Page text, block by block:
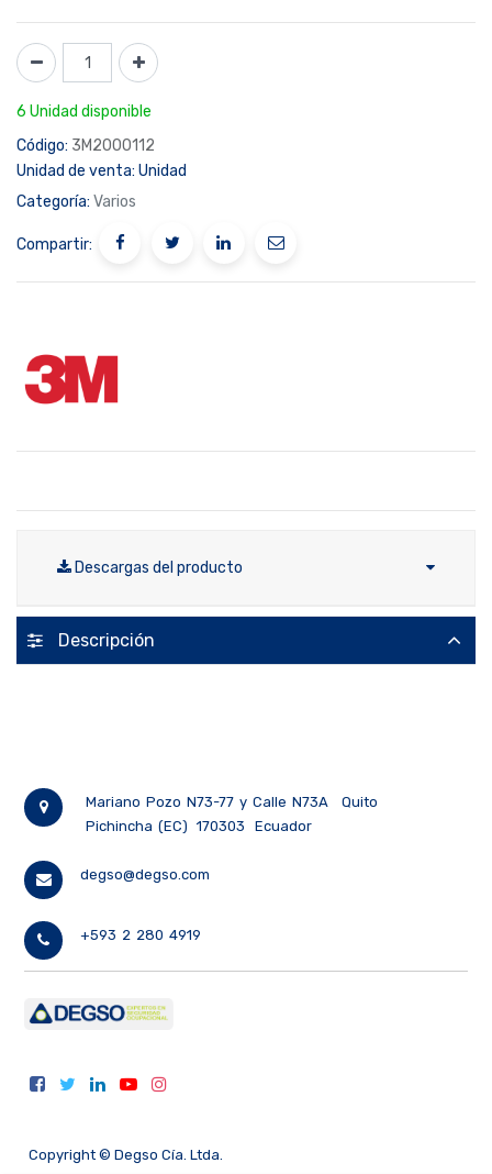
6 Unidad disponible
Código: 3M2000112
Unidad de venta: Unidad
Categoría: Varios
Compartir:
Descargas del producto
Descripción
Mariano Pozo N73-77 y Calle N73A
Quito
Pichincha (EC)
170303 Ecuador
degso@degso.com
+593 2 280 4919
Copyright © Degso Cía. Ltda.